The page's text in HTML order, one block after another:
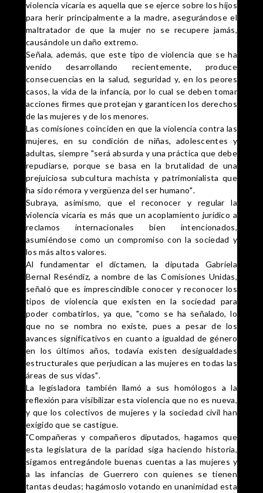
violencia vicaria es aquella que se ejerce sobre los hijos
para herir principalmente a la madre, asegurándose el
maltratador de que la mujer no se recupere jamás,
causándole un daño extremo.
Señala, además, que este tipo de violencia que se ha
venido desarrollando recientemente, produce
consecuencias en la salud, seguridad y, en los peores
casos, la vida de la infancia, por lo cual se deben tomar
acciones firmes que protejan y garanticen los derechos
de las mujeres y de los menores.
Las comisiones coinciden en que la violencia contra las
mujeres, en su condición de niñas, adolescentes y
adultas, siempre "será absurda y una práctica que debe
repudiarse, porque se basa en la brutalidad de una
prejuiciosa subcultura machista y patrimonialista que
ha sido rémora y vergüenza del ser humano".
Subraya, asimismo, que el reconocer y regular la
violencia vicaria es más que un acoplamiento jurídico a
reclamos internacionales bien intencionados,
asumiéndose como un compromiso con la sociedad y
los más altos valores.
Al fundamentar el dictamen, la diputada Gabriela
Bernal Reséndiz, a nombre de las Comisiones Unidas,
señaló que es imprescindible conocer y reconocer los
tipos de violencia que existen en la sociedad para
poder combatirlos, ya que, "como se ha señalado, lo
que no se nombra no existe, pues a pesar de los
avances significativos en cuanto a igualdad de género
en los últimos años, todavía existen desigualdades
estructurales que perjudican a las mujeres en todas las
áreas de sus vidas".
La legisladora también llamó a sus homólogos a la
reflexión para visibilizar esta violencia que no es nueva,
y que los colectivos de mujeres y la sociedad civil han
exigido que se castigue.
"Compañeras y compañeros diputados, hagamos que
esta legislatura de la paridad siga haciendo historia,
sigamos entregándole buenas cuentas a las mujeres y
a las infancias de Guerrero con quienes se tienen
tantas deudas; hagámoslo votando en unanimidad esta